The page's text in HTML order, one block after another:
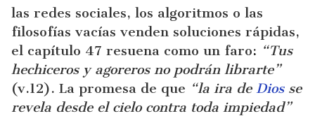
las redes sociales, los algoritmos o las
filosofías vacías venden soluciones rápidas,
el capítulo 47 resuena como un faro: “Tus
hechiceros y agoreros no podrán librarte”
(v.12). La promesa de que “la ira de Diosse
revela desde el cielo contra toda impiedad”